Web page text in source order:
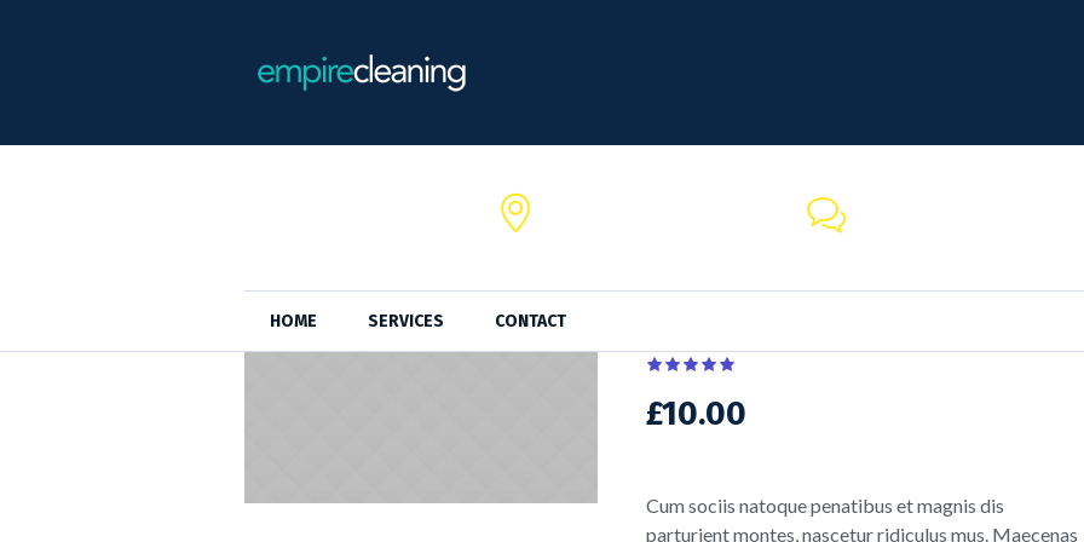
HOME SERVICES CONTACT
£10.00
Cum sociis natoque penatibus et magnis dis
parturient montes, nascetur ridiculus mus. Maecenas